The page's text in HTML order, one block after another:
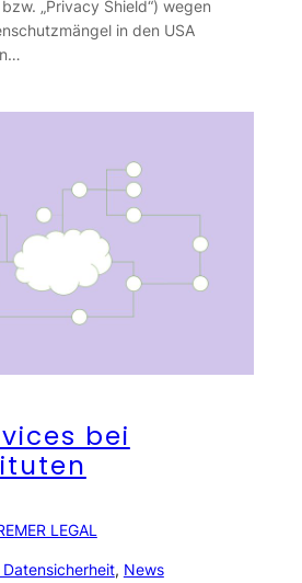
„Privacy Shield“) wegen
in den USA
bei
LEGAL
, News